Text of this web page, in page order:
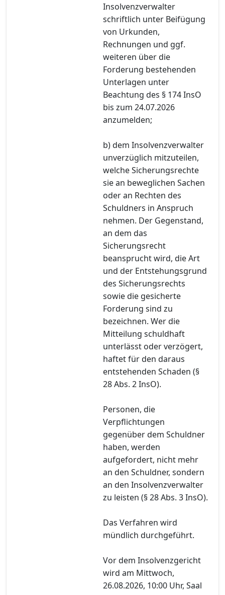
Insolvenzverwalter
schriftlich unter Beifügung
von Urkunden,
Rechnungen und ggf.
weiteren über die
Forderung bestehenden
Unterlagen unter
Beachtung des § 174 InsO
bis zum 24.07.2026
anzumelden;
b) dem Insolvenzverwalter
unverzüglich mitzuteilen,
welche Sicherungsrechte
sie an beweglichen Sachen
oder an Rechten des
Schuldners in Anspruch
nehmen. Der Gegenstand,
an dem das
Sicherungsrecht
beansprucht wird, die Art
und der Entstehungsgrund
des Sicherungsrechts
sowie die gesicherte
Forderung sind zu
bezeichnen. Wer die
Mitteilung schuldhaft
unterlässt oder verzögert,
haftet für den daraus
entstehenden Schaden (§
28 Abs. 2 InsO).
Personen, die
Verpflichtungen
gegenüber dem Schuldner
haben, werden
aufgefordert, nicht mehr
an den Schuldner, sondern
an den Insolvenzverwalter
zu leisten (§ 28 Abs. 3 InsO).
Das Verfahren wird
mündlich durchgeführt.
Vor dem Insolvenzgericht
wird am Mittwoch,
26.08.2026, 10:00 Uhr, Saal